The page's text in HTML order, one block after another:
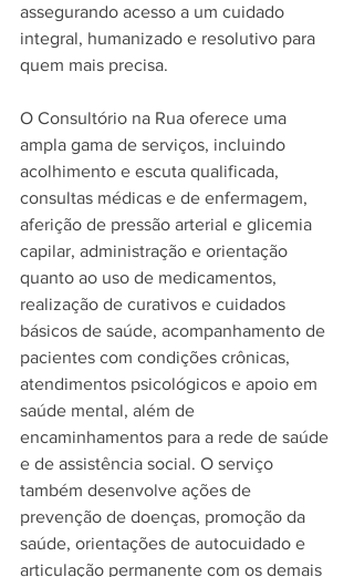
assegurando acesso a um cuidado
integral, humanizado e resolutivo para
quem mais precisa.
O Consultório na Rua oferece uma
ampla gama de serviços, incluindo
acolhimento e escuta qualificada,
consultas médicas e de enfermagem,
aferição de pressão arterial e glicemia
capilar, administração e orientação
quanto ao uso de medicamentos,
realização de curativos e cuidados
básicos de saúde, acompanhamento de
pacientes com condições crônicas,
atendimentos psicológicos e apoio em
saúde mental, além de
encaminhamentos para a rede de saúde
e de assistência social. O serviço
também desenvolve ações de
prevenção de doenças, promoção da
saúde, orientações de autocuidado e
articulação permanente com os demais